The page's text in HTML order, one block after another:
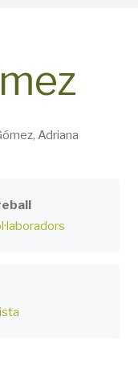
Adriana